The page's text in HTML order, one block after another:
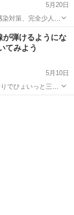
5月20日
染対策、完全少人数
床お持
ロのお味...
弾けるようにな
てみよう
5月10日